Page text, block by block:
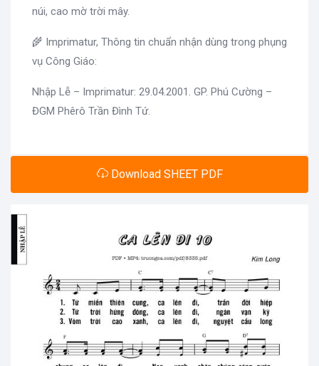
núi, cao mờ trời mây.
🌾 Imprimatur, Thông tin chuẩn nhận dùng trong phụng
vụ Công Giáo:
Nhập Lễ – Imprimatur: 29.04.2001. GP. Phú Cường –
ĐGM Phêrô Trần Đình Tứ.
Download SHEET PDF